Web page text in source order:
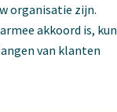
organisatie zijn.
akkoord is, kun
van klanten